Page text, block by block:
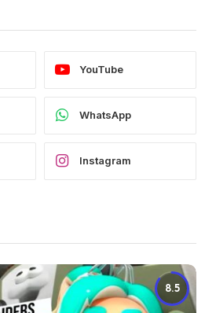
YouTube
WhatsApp
Instagram
8.5